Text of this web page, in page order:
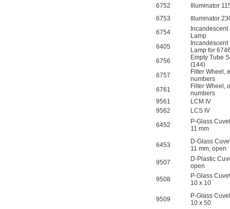
6752
Illuminator
6753
Illuminator
6754
Incandescent
Lamp
6405
Incandescent
Lamp for
6756
Empty Tube
(144)
6757
Filter Wheel,
numbers
6761
Filter Wheel,
numbers
9561
LCM IV
9562
LCS IV
6452
P-Glass
11 mm
6453
D-Glass
11 mm, open
9507
D-Plastic
open
9508
P-Glass
10 x 10
9509
P-Glass
10 x 50